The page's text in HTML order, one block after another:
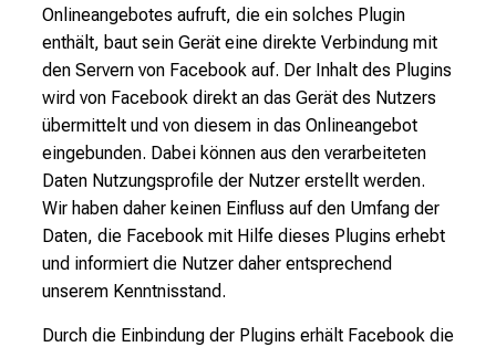
Onlineangebotes aufruft, die ein solches Plugin
enthält, baut sein Gerät eine direkte Verbindung mit
den Servern von Facebook auf. Der Inhalt des Plugins
wird von Facebook direkt an das Gerät des Nutzers
übermittelt und von diesem in das Onlineangebot
eingebunden. Dabei können aus den verarbeiteten
Daten Nutzungsprofile der Nutzer erstellt werden.
Wir haben daher keinen Einfluss auf den Umfang der
Daten, die Facebook mit Hilfe dieses Plugins erhebt
und informiert die Nutzer daher entsprechend
unserem Kenntnisstand.
Durch die Einbindung der Plugins erhält Facebook die